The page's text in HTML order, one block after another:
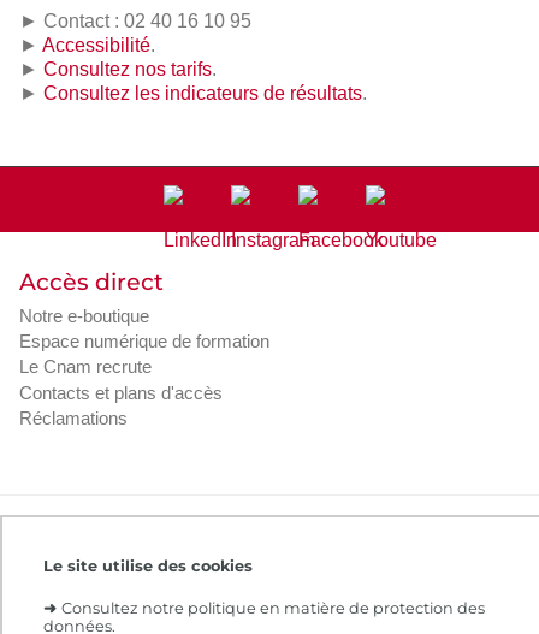
Le site utilise des cookies
➜ Consultez notre politique en matière de protection des
données.
► Contact : 02 40 16 10 95
► Accessibilité.
► Consultez nos tarifs.
► Consultez les indicateurs de résultats.
Accès direct
Notre e-boutique
Espace numérique de formation
Le Cnam recrute
Contacts et plans d'accès
Réclamations
Règlement intérieur